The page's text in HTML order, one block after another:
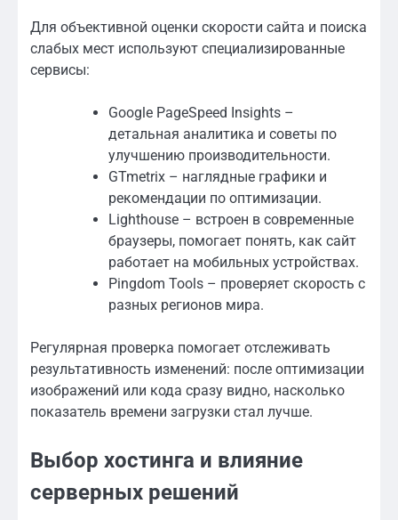
Для объективной оценки скорости сайта и поиска
слабых мест используют специализированные
сервисы:
Google PageSpeed Insights –
детальная аналитика и советы по
улучшению производительности.
GTmetrix – наглядные графики и
рекомендации по оптимизации.
Lighthouse – встроен в современные
браузеры, помогает понять, как сайт
работает на мобильных устройствах.
Pingdom Tools – проверяет скорость с
разных регионов мира.
Регулярная проверка помогает отслеживать
результативность изменений: после оптимизации
изображений или кода сразу видно, насколько
показатель времени загрузки стал лучше.
Выбор хостинга и влияние
серверных решений